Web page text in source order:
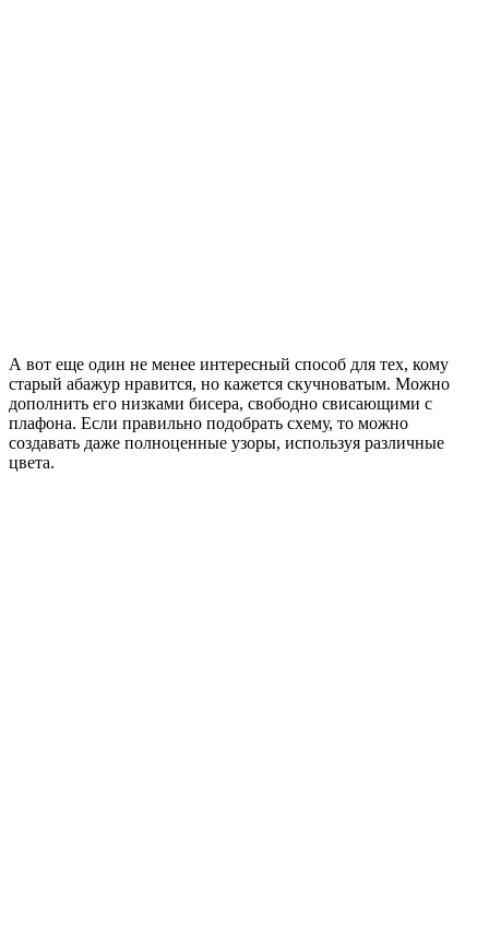
А вот еще один не менее интересный способ для тех, кому
старый абажур нравится, но кажется скучноватым. Можно
дополнить его низками бисера, свободно свисающими с
плафона. Если правильно подобрать схему, то можно
создавать даже полноценные узоры, используя различные
цвета.